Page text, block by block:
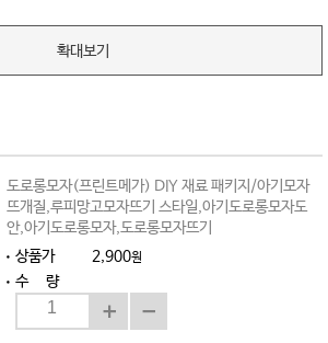
확대보기
도로롱모자(프린트메가) DIY 재료 패키지/아기모자
뜨개질,루피망고모자뜨기 스타일,아기도로롱모자도
안,아기도로롱모자,도로롱모자뜨기
상품가
2,900원
수 량